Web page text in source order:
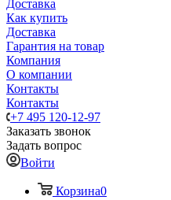
Доставка
Как купить
Доставка
Гарантия на товар
Компания
О компании
Контакты
Контакты
+7 495 120-12-97
Заказать звонок
Задать вопрос
Войти
Корзина0